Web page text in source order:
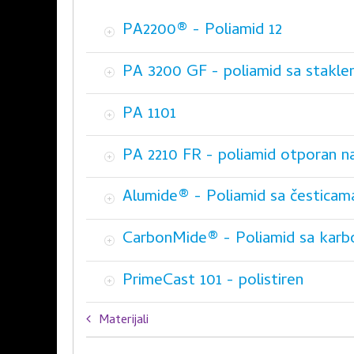
PA2200® - Poliamid 12
PA 3200 GF - poliamid sa
PA 1101
PA 2210 FR - poliamid otporan
Alumide® - Poliamid sa
CarbonMide® - Poliamid sa
PrimeCast 101 - polistiren
Book
traversal
Materijali